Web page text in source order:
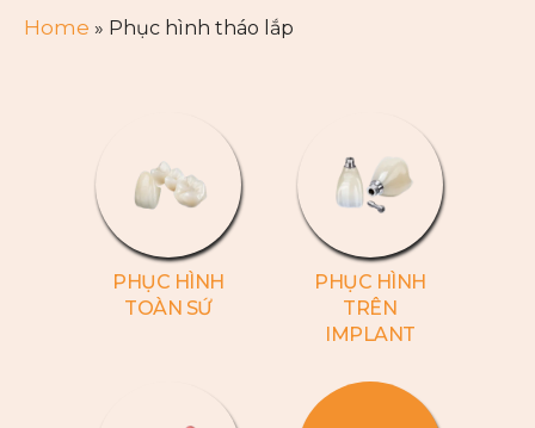
Home » Phục hình tháo lắp
PHỤC HÌNH
TOÀN SỨ
PHỤC HÌNH
TRÊN
IMPLANT